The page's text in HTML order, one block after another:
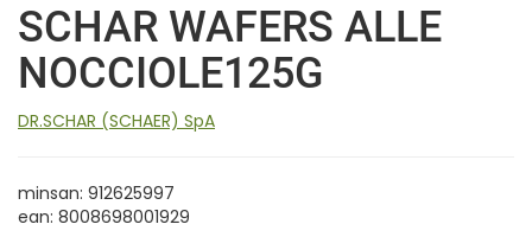
SCHAR WAFERS ALLE
NOCCIOLE125G
DR.SCHAR (SCHAER) SpA
minsan: 912625997
ean: 8008698001929